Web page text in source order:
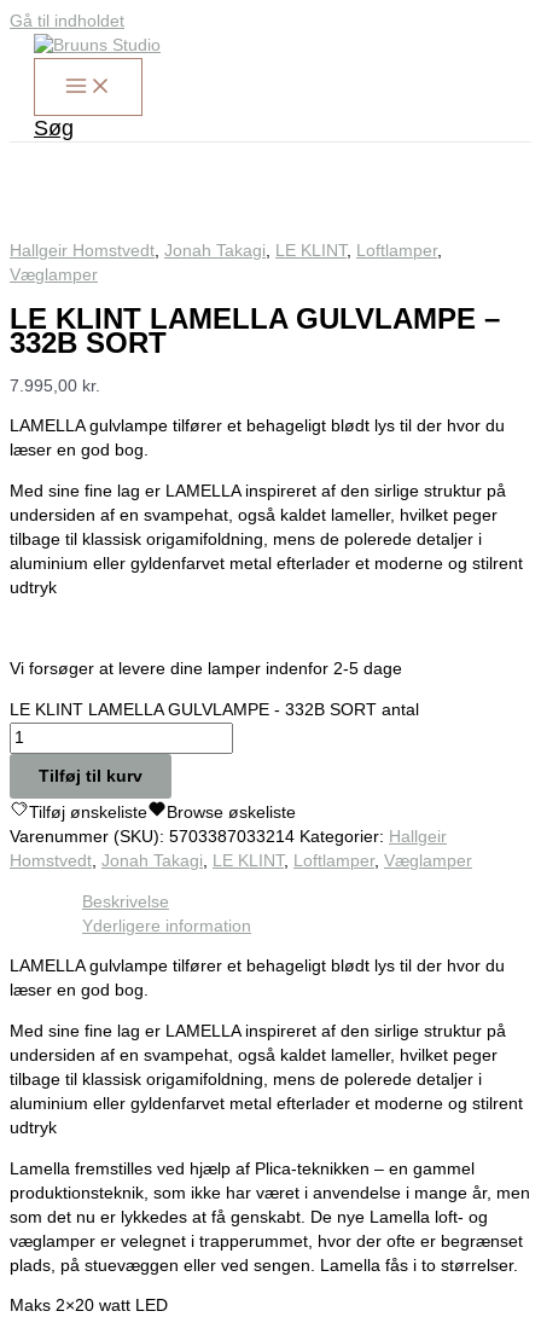
Gå til indholdet
Søg
Hallgeir Homstvedt, Jonah Takagi, LE KLINT, Loftlamper,
Væglamper
LE KLINT LAMELLA GULVLAMPE –
332B SORT
7.995,00 kr.
LAMELLA gulvlampe tilfører et behageligt blødt lys til der hvor du
læser en god bog.
Med sine fine lag er LAMELLA inspireret af den sirlige struktur på
undersiden af en svampehat, også kaldet lameller, hvilket peger
tilbage til klassisk origamifoldning, mens de polerede detaljer i
aluminium eller gyldenfarvet metal efterlader et moderne og stilrent
udtryk
Vi forsøger at levere dine lamper indenfor 2-5 dage
LE KLINT LAMELLA GULVLAMPE - 332B SORT antal
Tilføj til kurv
Tilføj ønskeliste Browse øskeliste
Varenummer (SKU): 5703387033214 Kategorier: Hallgeir
Homstvedt, Jonah Takagi, LE KLINT, Loftlamper, Væglamper
Beskrivelse
Yderligere information
LAMELLA gulvlampe tilfører et behageligt blødt lys til der hvor du
læser en god bog.
Med sine fine lag er LAMELLA inspireret af den sirlige struktur på
undersiden af en svampehat, også kaldet lameller, hvilket peger
tilbage til klassisk origamifoldning, mens de polerede detaljer i
aluminium eller gyldenfarvet metal efterlader et moderne og stilrent
udtryk
Lamella fremstilles ved hjælp af Plica-teknikken – en gammel
produktionsteknik, som ikke har været i anvendelse i mange år, men
som det nu er lykkedes at få genskabt. De nye Lamella loft- og
væglamper er velegnet i trapperummet, hvor der ofte er begrænset
plads, på stuevæggen eller ved sengen. Lamella fås i to størrelser.
Maks 2×20 watt LED